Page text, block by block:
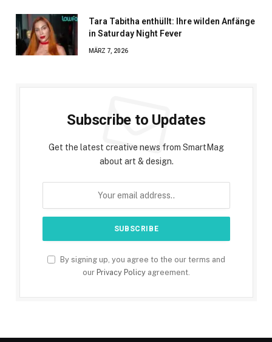
Tara Tabitha enthüllt: Ihre wilden Anfänge
in Saturday Night Fever
MÄRZ 7, 2026
Subscribe to Updates
Get the latest creative news from SmartMag
about art & design.
By signing up, you agree to the our terms and
our Privacy Policy agreement.